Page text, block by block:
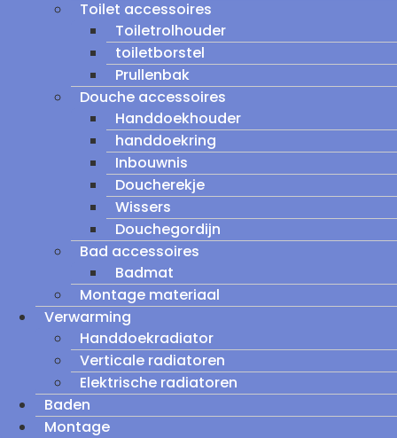
Toilet accessoires
Toiletrolhouder
toiletborstel
Prullenbak
Douche accessoires
Handdoekhouder
handdoekring
Inbouwnis
Doucherekje
Wissers
Douchegordijn
Bad accessoires
Badmat
Montage materiaal
Verwarming
Handdoekradiator
Verticale radiatoren
Elektrische radiatoren
Baden
Montage